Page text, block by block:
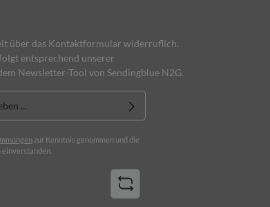
über das Kontaktformular widerruflich.
entsprechend unserer
Newsletter-Tool von Sendingblue N2G.
zur Kenntnis genommen und die